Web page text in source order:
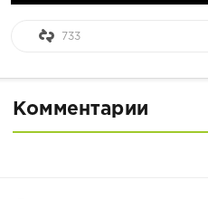
733
Комментарии